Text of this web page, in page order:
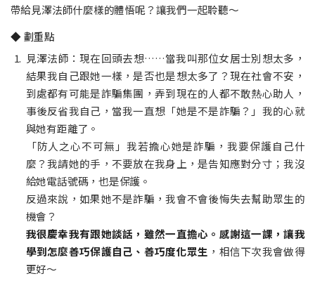
帶給見澤法師什麼樣的體悟呢？讓我們一起聆聽～
◆ 劃重點
見澤法師：現在回頭去想……當我叫那位女居士別想太多，
結果我自己跟她一樣，是否也是想太多了？現在社會不安，
到處都有可能是詐騙集團，弄到現在的人都不敢熱心助人，
事後反省我自己，當我一直想「她是不是詐騙？」我的心就
與她有距離了。
「防人之心不可無」我若擔心她是詐騙，我要保護自己什
麼？我請她的手，不要放在我身上，是告知應對分寸；我沒
給她電話號碼，也是保護。
反過來說，如果她不是詐騙，我會不會後悔失去幫助眾生的
機會？
我很慶幸我有跟她談話，雖然一直擔心。感謝這一課，讓我
學到怎麼善巧保護自己、善巧度化眾生 ，相信下次我會做得
更好～